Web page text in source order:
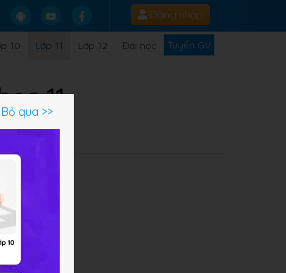
Đăng nhập
10 Lớp 11 Lớp 12 Đại học Tuyển GV
11
Bỏ qua >>